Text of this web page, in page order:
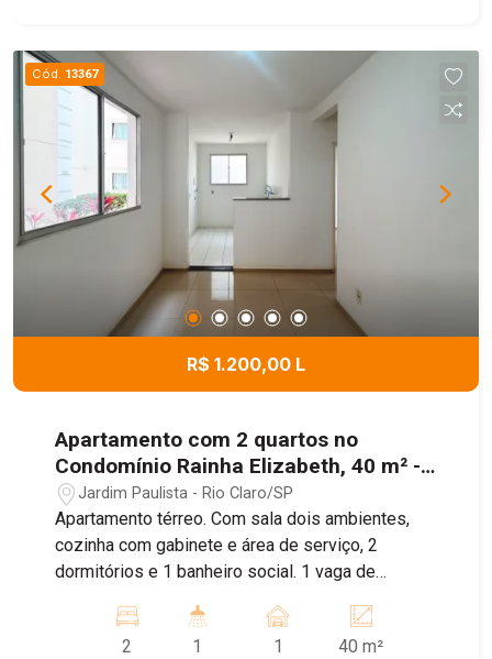
Cód. 13367
R$ 1.200,00 L
Apartamento com 2 quartos no
Condomínio Rainha Elizabeth, 40 m² -
Jardim Paulista, Rio Claro/SP.
Jardim Paulista - Rio Claro/SP
Apartamento térreo. Com sala dois ambientes,
cozinha com gabinete e área de serviço, 2
dormitórios e 1 banheiro social. 1 vaga de
2
1 1 40 m²